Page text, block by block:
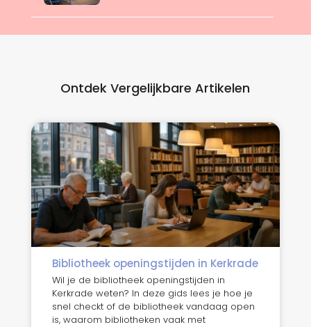
Ontdek Vergelijkbare Artikelen
Bibliotheek openingstijden in Kerkrade
Wil je de bibliotheek openingstijden in
Kerkrade weten? In deze gids lees je hoe je
snel checkt of de bibliotheek vandaag open
is, waarom bibliotheken vaak met